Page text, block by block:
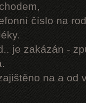
číslo na
je zakázán -
na a od